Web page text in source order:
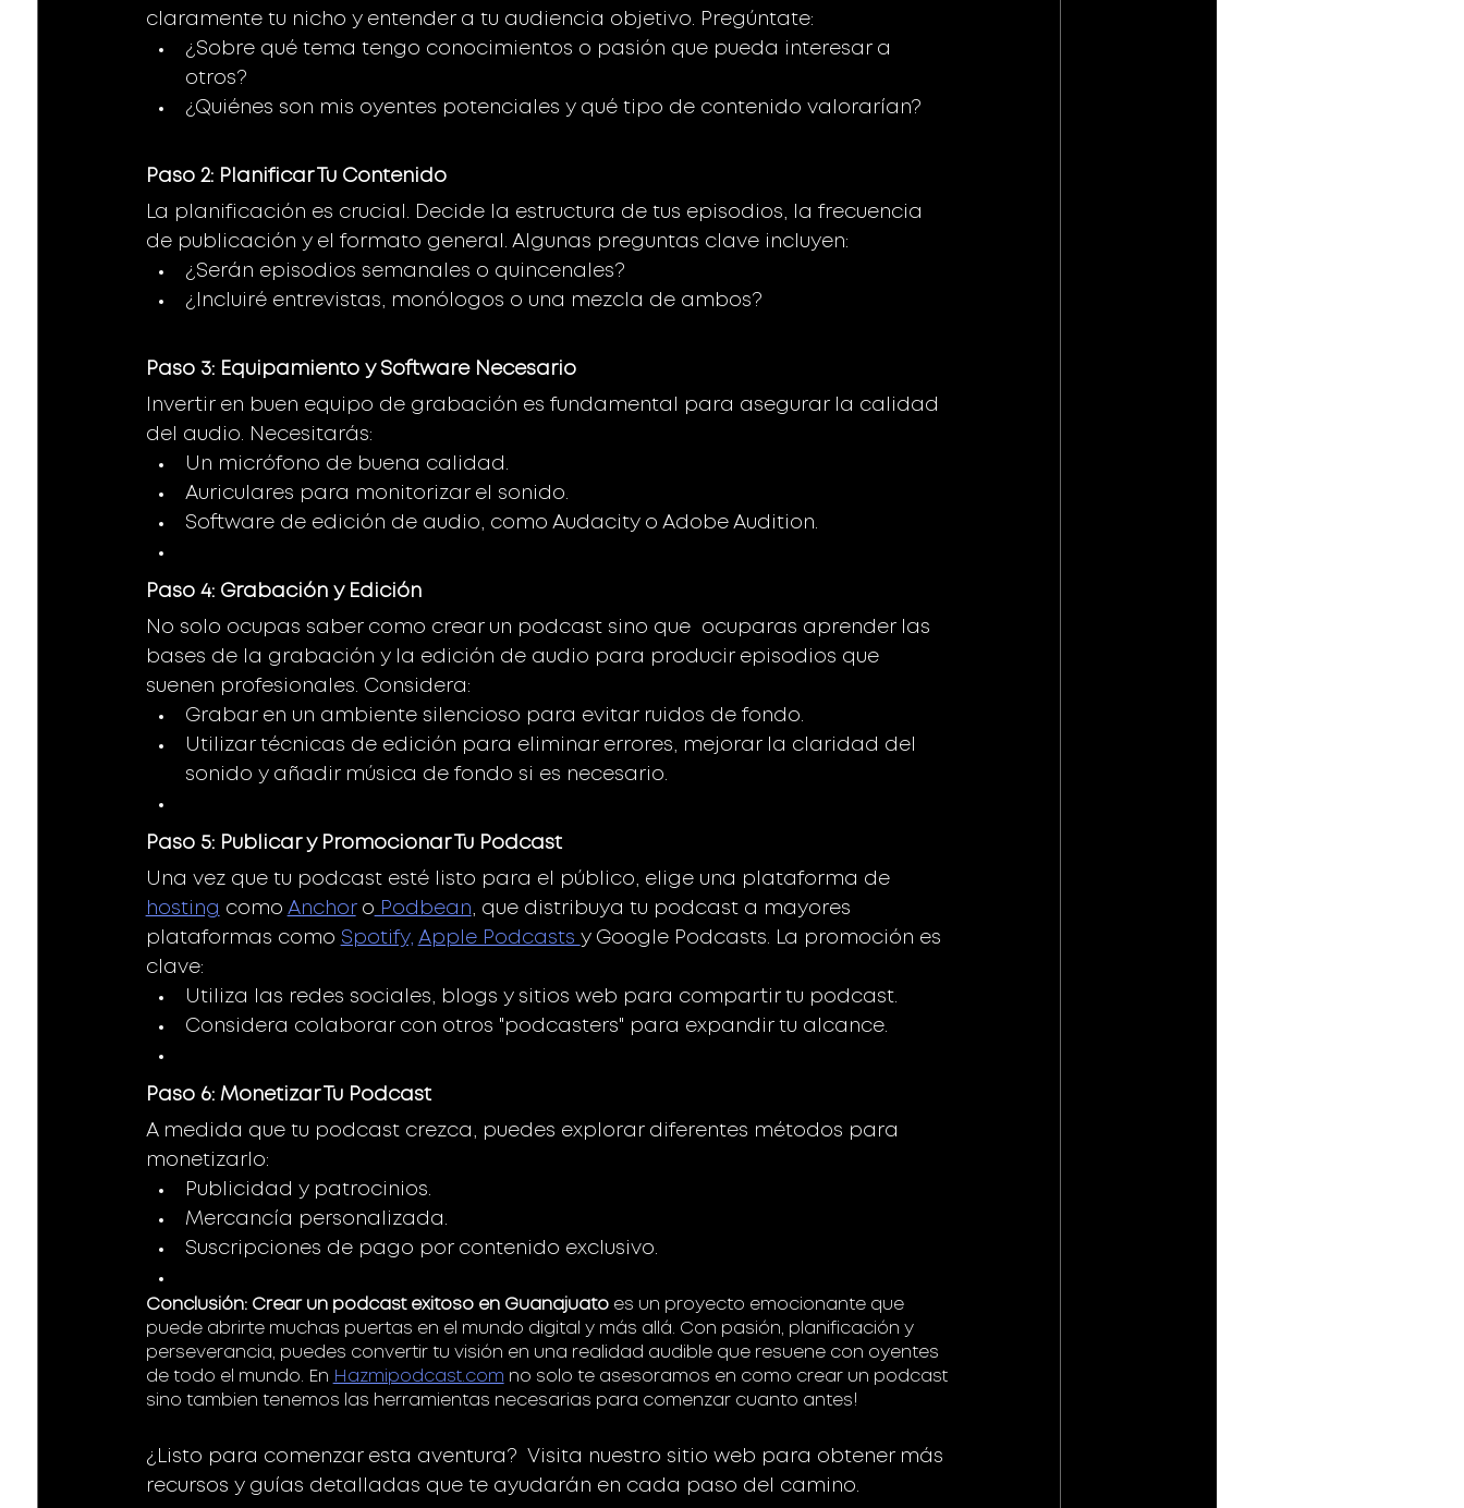
claramente tu nicho y entender a tu audiencia objetivo. Pregúntate:
¿Sobre qué tema tengo conocimientos o pasión que pueda interesar a
otros?
¿Quiénes son mis oyentes potenciales y qué tipo de contenido valorarían?
Paso 2: Planificar Tu Contenido
La planificación es crucial. Decide la estructura de tus episodios, la frecuencia
de publicación y el formato general. Algunas preguntas clave incluyen:
¿Serán episodios semanales o quincenales?
¿Incluiré entrevistas, monólogos o una mezcla de ambos?
Paso 3: Equipamiento y Software Necesario
Invertir en buen equipo de grabación es fundamental para asegurar la calidad
del audio. Necesitarás:
Un micrófono de buena calidad.
Auriculares para monitorizar el sonido.
Software de edición de audio, como Audacity o Adobe Audition.
Paso 4: Grabación y Edición
No solo ocupas saber como crear un podcast sino que  ocuparas aprender las
bases de la grabación y la edición de audio para producir episodios que
suenen profesionales. Considera:
Grabar en un ambiente silencioso para evitar ruidos de fondo.
Utilizar técnicas de edición para eliminar errores, mejorar la claridad del
sonido y añadir música de fondo si es necesario.
Paso 5: Publicar y Promocionar Tu Podcast
Una vez que tu podcast esté listo para el público, elige una plataforma de
hosting como Anchor o Podbean , que distribuya tu podcast a mayores
plataformas como Spotify, Apple Podcasts y Google Podcasts. La promoción es
clave:
Utiliza las redes sociales, blogs y sitios web para compartir tu podcast.
Considera colaborar con otros "podcasters" para expandir tu alcance.
Paso 6: Monetizar Tu Podcast
A medida que tu podcast crezca, puedes explorar diferentes métodos para
monetizarlo:
Publicidad y patrocinios.
Mercancía personalizada.
Suscripciones de pago por contenido exclusivo.
Conclusión: Crear un podcast exitoso en Guanajuato es un proyecto emocionante que
puede abrirte muchas puertas en el mundo digital y más allá. Con pasión, planificación y
perseverancia, puedes convertir tu visión en una realidad audible que resuene con oyentes
de todo el mundo. En Hazmipodcast.com no solo te asesoramos en como crear un podcast
sino tambien tenemos las herramientas necesarias para comenzar cuanto antes!
¿Listo para comenzar esta aventura?  Visita nuestro sitio web para obtener más
recursos y guías detalladas que te ayudarán en cada paso del camino.